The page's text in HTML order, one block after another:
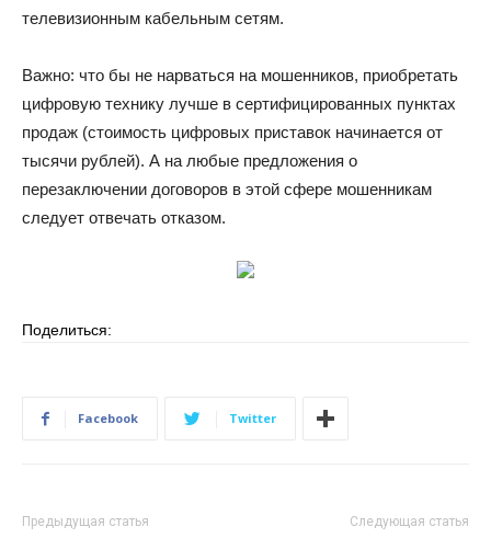
телевизионным кабельным сетям.
Важно: что бы не нарваться на мошенников, приобретать
цифровую технику лучше в сертифицированных пунктах
продаж (стоимость цифровых приставок начинается от
тысячи рублей). А на любые предложения о
перезаключении договоров в этой сфере мошенникам
следует отвечать отказом.
Поделиться:
Facebook Twitter
Предыдущая статья Следующая статья